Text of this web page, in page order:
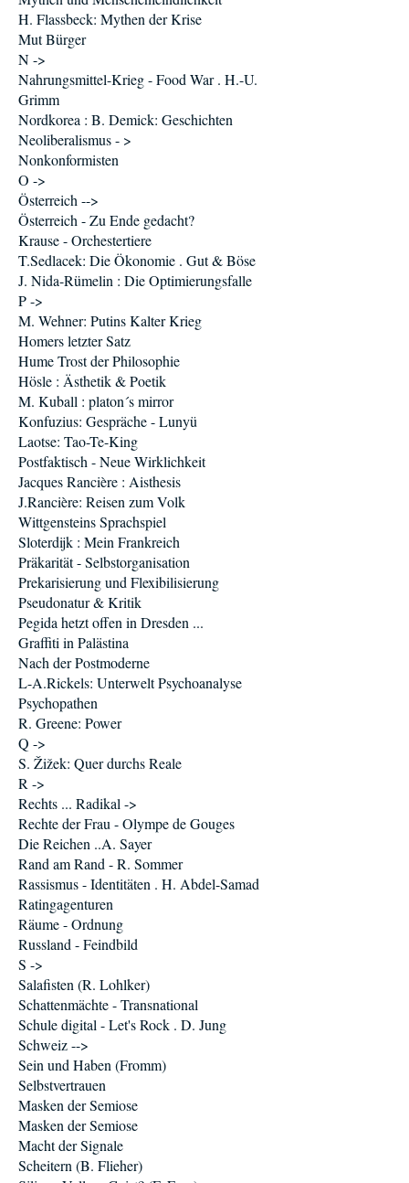
H. Flassbeck: Mythen der Krise
Mut Bürger
N ->
Nahrungsmittel-Krieg - Food War . H.-U.
Grimm
Nordkorea : B. Demick: Geschichten
Neoliberalismus - >
Nonkonformisten
O ->
Österreich -->
Österreich - Zu Ende gedacht?
Krause - Orchestertiere
T.Sedlacek: Die Ökonomie . Gut & Böse
J. Nida-Rümelin : Die Optimierungsfalle
P ->
M. Wehner: Putins Kalter Krieg
Homers letzter Satz
Hume Trost der Philosophie
Hösle : Ästhetik & Poetik
M. Kuball : platon´s mirror
Konfuzius: Gespräche - Lunyü
Laotse: Tao-Te-King
Postfaktisch - Neue Wirklichkeit
Jacques Rancière : Aisthesis
J.Rancière: Reisen zum Volk
Wittgensteins Sprachspiel
Sloterdijk : Mein Frankreich
Präkarität - Selbstorganisation
Prekarisierung und Flexibilisierung
Pseudonatur & Kritik
Pegida hetzt offen in Dresden ...
Graffiti in Palästina
Nach der Postmoderne
L-A.Rickels: Unterwelt Psychoanalyse
Psychopathen
R. Greene: Power
Q ->
S. Žižek: Quer durchs Reale
R ->
Rechts ... Radikal ->
Rechte der Frau - Olympe de Gouges
Die Reichen ..A. Sayer
Rand am Rand - R. Sommer
Rassismus - Identitäten . H. Abdel-Samad
Ratingagenturen
Räume - Ordnung
Russland - Feindbild
S ->
Salafisten (R. Lohlker)
Schattenmächte - Transnational
Schule digital - Let's Rock . D. Jung
Schweiz -->
Sein und Haben (Fromm)
Selbstvertrauen
Masken der Semiose
Masken der Semiose
Macht der Signale
Scheitern (B. Flieher)